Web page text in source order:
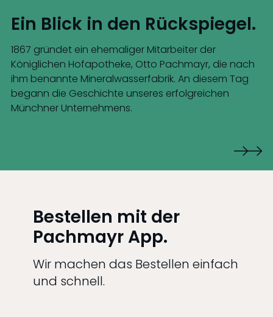
Ein Blick in den Rückspiegel.
1867 gründet ein ehemaliger Mitarbeiter der
Königlichen Hofapotheke, Otto Pachmayr, die nach
ihm benannte Mineralwasserfabrik. An diesem Tag
begann die Geschichte unseres erfolgreichen
Münchner Unternehmens.
Bestellen mit der
Pachmayr App.
Wir machen das Bestellen einfach
und schnell.